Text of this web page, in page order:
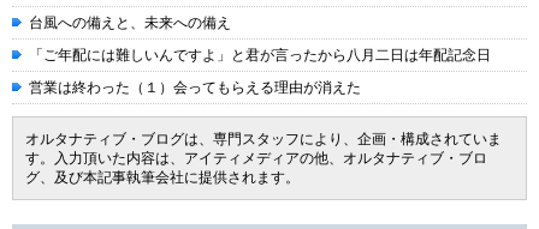
台風への備えと、未来への備え
「ご年配には難しいんですよ」と君が言ったから八月二日は年配記念日
営業は終わった（１）会ってもらえる理由が消えた
オルタナティブ・ブログは、専門スタッフにより、企画・構成されていま
す。入力頂いた内容は、アイティメディアの他、オルタナティブ・ブロ
グ、及び本記事執筆会社に提供されます。